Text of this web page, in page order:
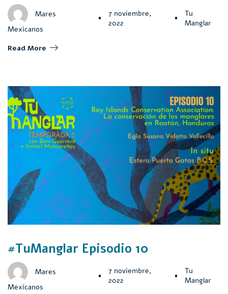
Mares
Mexicanos
7 noviembre,
2022
Tu
Manglar
Read More
#TuManglar Episodio 10
Mares
Mexicanos
7 noviembre,
2022
Tu
Manglar